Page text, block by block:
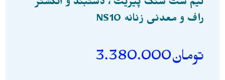
نیم ست سنگ پیریت ، دستبند و انگشتر
راف و معدنی زنانه NS10
تومان3.380.000